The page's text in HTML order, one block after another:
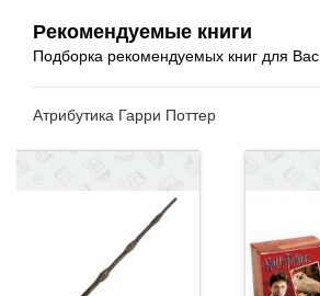
Рекомендуемые книги
Подборка рекомендуемых книг для Вас.
Атрибутика Гарри Поттер